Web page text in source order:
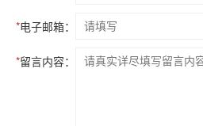
*电子邮箱：
*留言内容：